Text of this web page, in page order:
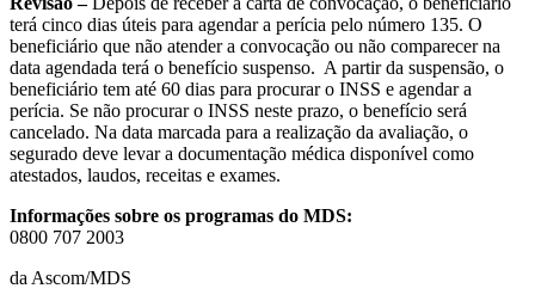
terá cinco dias úteis para agendar a perícia pelo número 135. O
beneficiário que não atender a convocação ou não comparecer na
data agendada terá o benefício suspenso. A partir da suspensão, o
beneficiário tem até 60 dias para procurar o INSS e agendar a
perícia. Se não procurar o INSS neste prazo, o benefício será
cancelado. Na data marcada para a realização da avaliação, o
segurado deve levar a documentação médica disponível como
atestados, laudos, receitas e exames.
Informações sobre os programas do MDS:
0800 707 2003
da Ascom/MDS